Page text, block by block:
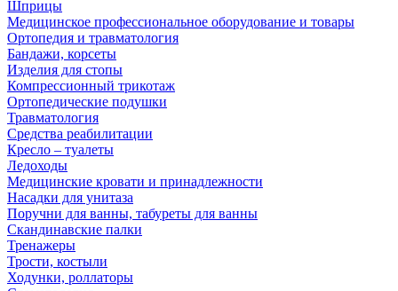
Шприцы
Медицинское профессиональное оборудование и товары
Ортопедия и травматология
Бандажи, корсеты
Изделия для стопы
Компрессионный трикотаж
Ортопедические подушки
Травматология
Средства реабилитации
Кресло – туалеты
Ледоходы
Медицинские кровати и принадлежности
Насадки для унитаза
Поручни для ванны, табуреты для ванны
Скандинавские палки
Тренажеры
Трости, костыли
Ходунки, роллаторы